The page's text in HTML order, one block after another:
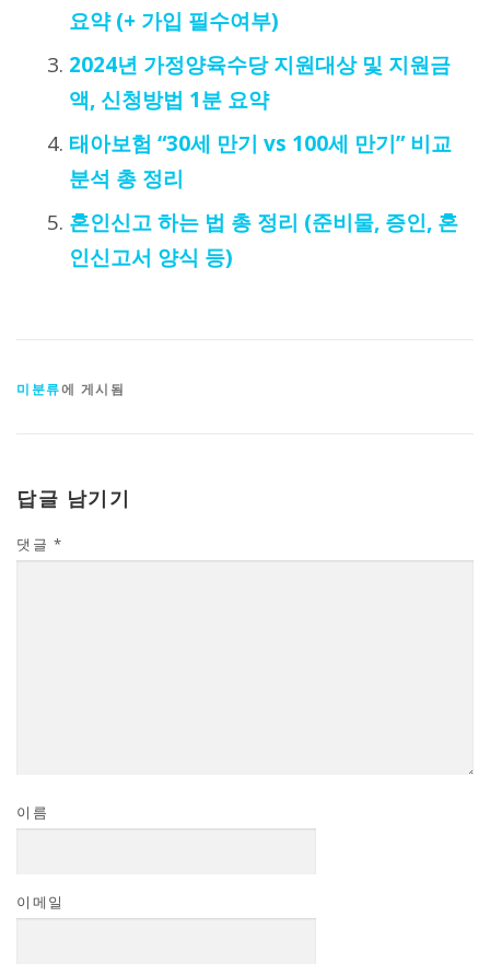
요약 (+ 가입 필수여부)
2024년 가정양육수당 지원대상 및 지원금
액, 신청방법 1분 요약
태아보험 “30세 만기 vs 100세 만기” 비교
분석 총 정리
혼인신고 하는 법 총 정리 (준비물, 증인, 혼
인신고서 양식 등)
미분류에 게시됨
답글 남기기
댓글 *
이름
이메일